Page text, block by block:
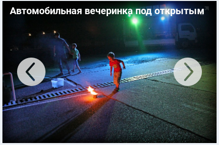
Автомобильная вечеринка под открытым